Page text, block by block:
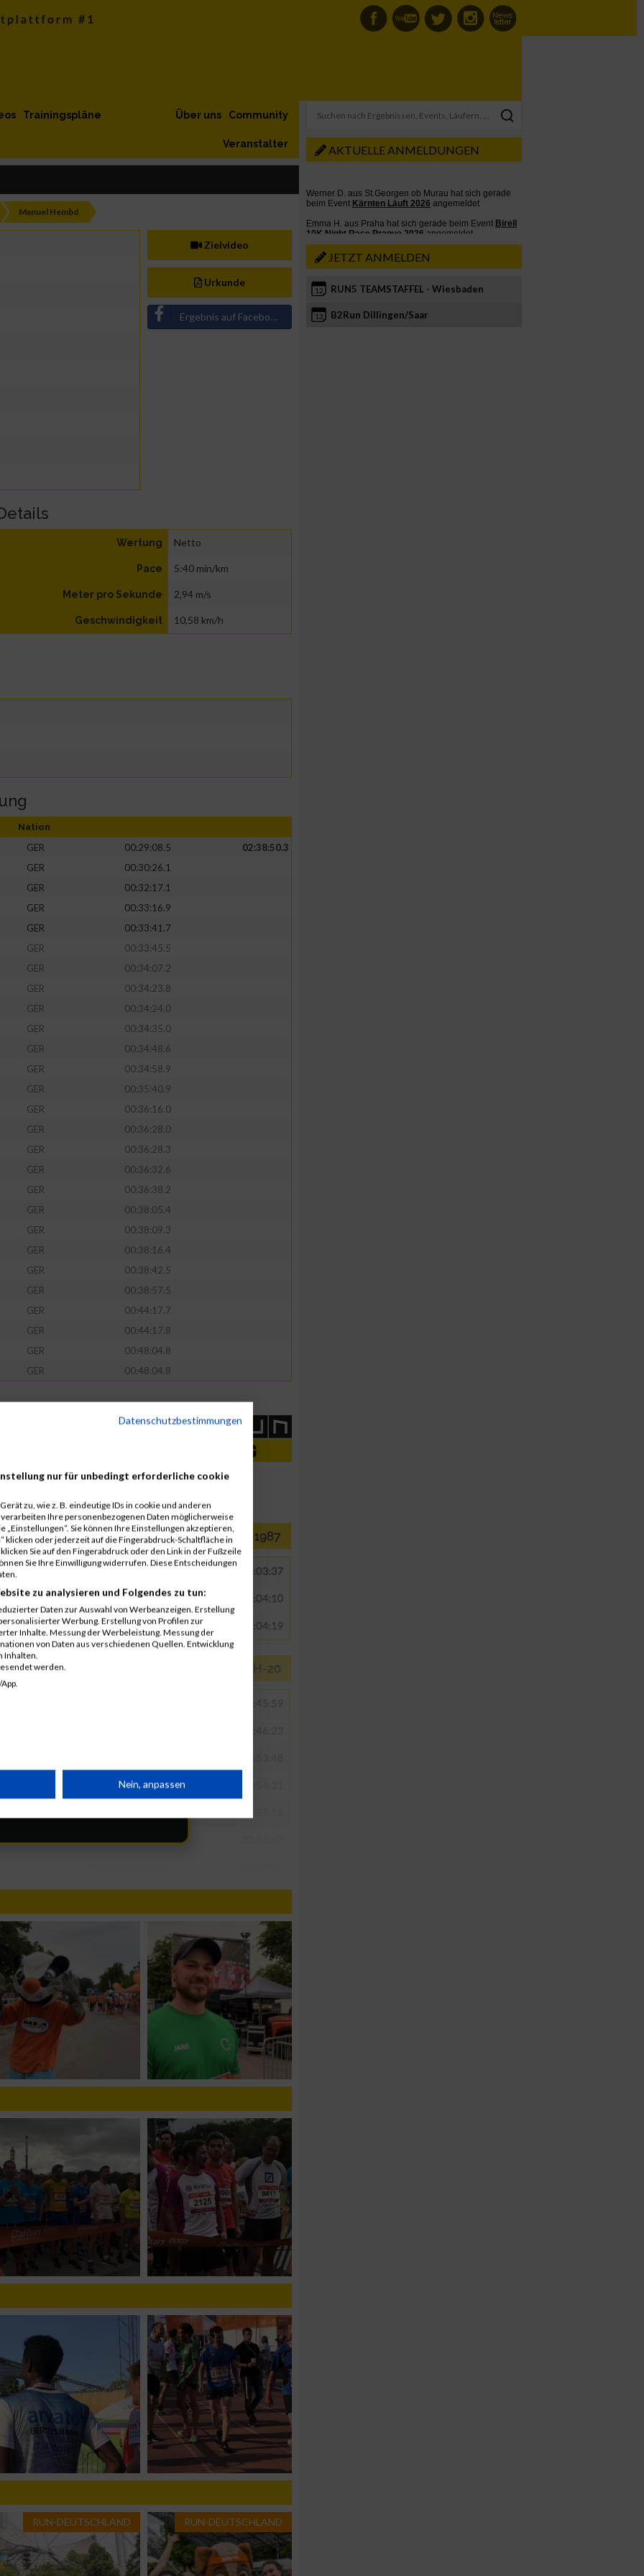
Trainingspläne Community
Über uns
Veranstalter
Manuel Hembd
Zielvideo
Urkunde
Ergebnis auf Facebook teilen
Wertung Netto
Pace 5:40 min/km
Meter pro Sekunde 2,94 m/s
Geschwindigkeit 10,58 km/h
Nation
GER 00:29:08.5
02:38:50.3
GER
00:30:26.1
GER
00:32:17.1
GER
00:33:16.9
GER
00:33:41.7
GER
00:33:45.5
GER
00:34:07.2
GER
00:34:23.8
GER
00:34:24.0
GER
00:34:35.0
GER
00:34:48.6
GER
00:34:58.9
GER
00:35:40.9
GER
00:36:16.0
GER
00:36:28.0
GER
00:36:28.3
GER
00:36:32.6
GER
00:36:38.2
GER
00:38:05.4
GER
00:38:09.3
GER
00:38:16.4
GER
00:38:42.5
GER
00:38:57.5
GER
00:44:17.7
GER
00:44:17.8
GER
00:48:04.8
GER 00:48:04.8
RUN-DEUTSCHLAND RUN-DEUTSCHLAND
AKTUELLE ANMELDUNGEN
JETZT ANMELDEN
12 RUN5 TEAMSTAFFEL - Wiesbaden
13 B2Run Dillingen/Saar
Datenschutzbestimmungen
nur für unbedingt erforderliche cookie
zu, wie z. B. eindeutige IDs in cookie und anderen
Ihre personenbezogenen Daten möglicherweise
Sie können Ihre Einstellungen akzeptieren,
klicken oder jederzeit auf die Fingerabdruck-Schaltfläche in
Sie auf den Fingerabdruck oder den Link in der Fußzeile
Sie Ihre Einwilligung widerrufen. Diese Entscheidungen
zu analysieren und Folgendes zu tun:
Daten zur Auswahl von Werbeanzeigen. Erstellung
Werbung. Erstellung von Profilen zur
Inhalte. Messung der Werbeleistung. Messung der
von Daten aus verschiedenen Quellen. Entwicklung
Inhalten.
werden.
Daten aus
Nein, anpassen